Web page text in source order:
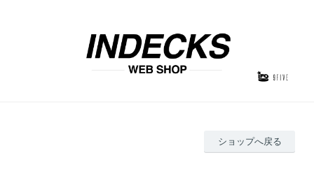
ショップへ戻る